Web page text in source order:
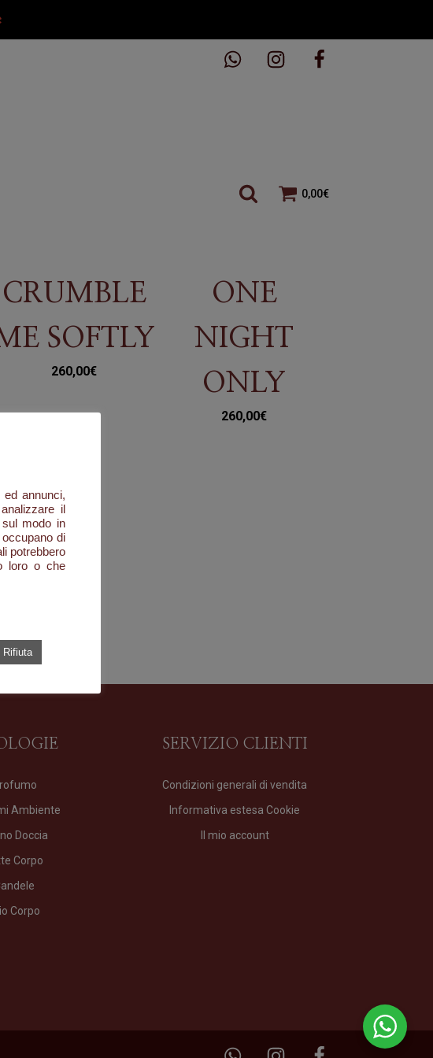
0,00€
CRUMBLE
SOFTLY
260,00€
ONE
NIGHT
ONLY
260,00€
Ambiente
Doccia
Corpo
Corpo
SERVIZIO CLIENTI
Condizioni generali di vendita
Informativa estesa Cookie
Il mio account
annunci,
il
sul modo in
di
potrebbero
loro o che
Rifiuta